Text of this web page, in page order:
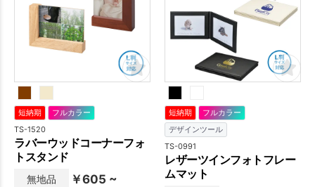
短納期 フルカラー
TS-1520
ラバーウッドコーナーフォ
トスタンド
無地品 ￥605 ~
短納期
フルカラー
デザインツール
TS-0991
レザーツインフォトフレー
ムマット